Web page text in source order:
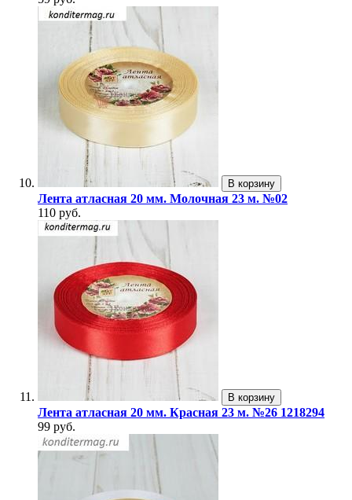
В корзину
Лента атласная 20 мм. Молочная 23 м. №02
110 руб.
В корзину
Лента атласная 20 мм. Красная 23 м. №26 1218294
99 руб.